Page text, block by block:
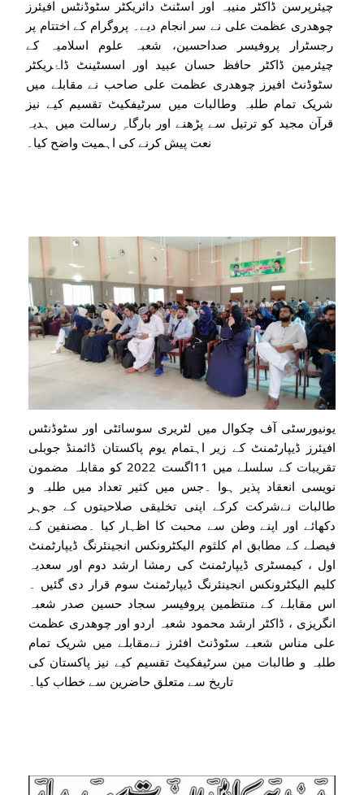
چیئرپرسن ڈاکٹر منیبہ اور اسٹنٹ دائریکٹر سٹوڈنٹس افیئرز
چوھدری عظمت علی نے سر انجام دیے۔ پروگرام کے اختتام پر
رجسٹرار پروفیسر صداحسین، شعبہ علوم اسلامیہ کے
چیئرمین ڈاکٹر حافظ حسان عبید اور اسسٹینٹ ڈاۂریکٹر
سٹوڈنٹ افیرز چوھدری عظمت علی صاحب نے مقابلے میں
شریک تمام طلبہ وطالبات میں سرٹیفکیٹ تقسیم کیے نیز
قرآن مجید کو ترتیل سے پڑھنے اور بارگاہِ رسالت میں ہدیہ
نعت پیش کرنے کی اہمیت واضح کیا۔
یونیورسٹی آف چکوال میں لٹریری سوسائٹی اور سٹوڈنٹس
افیئرز ڈیپارٹمنٹ کے زیر اہتمام یوم پاکستان ڈائمنڈ جوبلی
تقریبات کے سلسلے میں 11اگست 2022 کو مقابلہ مضمون
نویسی انعقاد پذیر ہوا ۔جس میں کثیر تعداد میں طلبہ و
طالبات نےشرکت کرکے اپنی تخلیقی صلاحیتوں کے جوہر
دکھائے اور اپنے وطن سے محبت کا اظہار کیا ۔مصنفین کے
فیصلے کے مطابق ام کلثوم الیکٹرونکس انجینئرنگ ڈیپارٹمنٹ
اول ، کیمسٹری ڈیپارٹمنٹ کی رمشا ارشد دوم اور سعدیہ
کلیم الیکٹرونکس انجینئرنگ ڈیپارٹمنٹ سوم قرار دی گئیں ۔
اس مقابلے کے منتظمین پروفیسر سجاد حسین صدر شعبہ
انگریزی ، ڈاکٹر ارشد محمود شعبہ اردو اور چوھدری عظمت
علی مناس شعبے سٹوڈنٹ افئرز نےمقابلے میں شریک تمام
طلبہ و طالبات مین سرٹیفکیٹ تقسیم کیے نیز پاکستان کی
تاریخ سے متعلق حاضرین سے خطاب کیا۔